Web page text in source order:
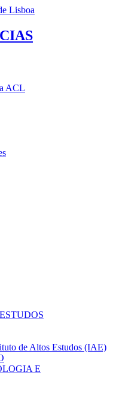
ACL
de Altos Estudos (IAE)
E